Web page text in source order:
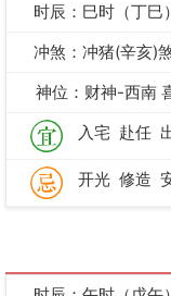
时辰：巳时（丁巳）
冲煞：冲猪(辛亥)
神位：财神-西南
入宅 赴任
开光 修造